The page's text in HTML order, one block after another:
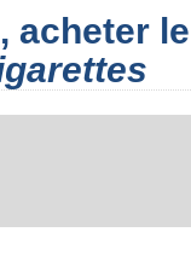
acheter